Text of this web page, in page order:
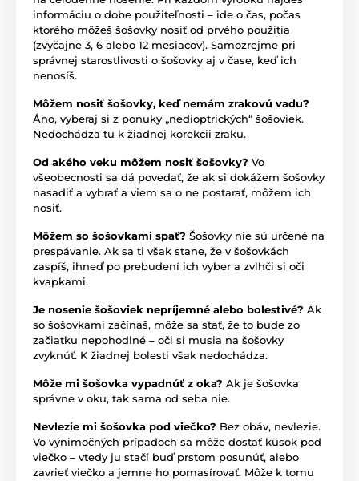
informáciu o dobe použiteľnosti – ide o čas, počas
ktorého môžeš šošovky nosiť od prvého použitia
(zvyčajne 3, 6 alebo 12 mesiacov). Samozrejme pri
správnej starostlivosti o šošovky aj v čase, keď ich
nenosíš.
Môžem nosiť šošovky, keď nemám zrakovú vadu?
Áno, vyberaj si z ponuky „nedioptrických“ šošoviek.
Nedochádza tu k žiadnej korekcii zraku.
Od akého veku môžem nosiť šošovky? Vo
všeobecnosti sa dá povedať, že ak si dokážem šošovky
nasadiť a vybrať a viem sa o ne postarať, môžem ich
nosiť.
Môžem so šošovkami spať? Šošovky nie sú určené na
prespávanie. Ak sa ti však stane, že v šošovkách
zaspíš, ihneď po prebudení ich vyber a zvlhči si oči
kvapkami.
Je nosenie šošoviek nepríjemné alebo bolestivé? Ak
so šošovkami začínaš, môže sa stať, že to bude zo
začiatku nepohodlné – oči si musia na šošovky
zvyknúť. K žiadnej bolesti však nedochádza.
Môže mi šošovka vypadnúť z oka? Ak je šošovka
správne v oku, tak sama od seba nie.
Nevlezie mi šošovka pod viečko? Bez obáv, nevlezie.
Vo výnimočných prípadoch sa môže dostať kúsok pod
viečko – vtedy ju stačí buď prstom posunúť, alebo
zavrieť viečko a jemne ho pomasírovať. Môže k tomu